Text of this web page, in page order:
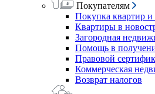
Покупателям
Покупка квартир и
Квартиры в
Загородная
Помощь в
Правовой
Коммерческая
Возврат налогов